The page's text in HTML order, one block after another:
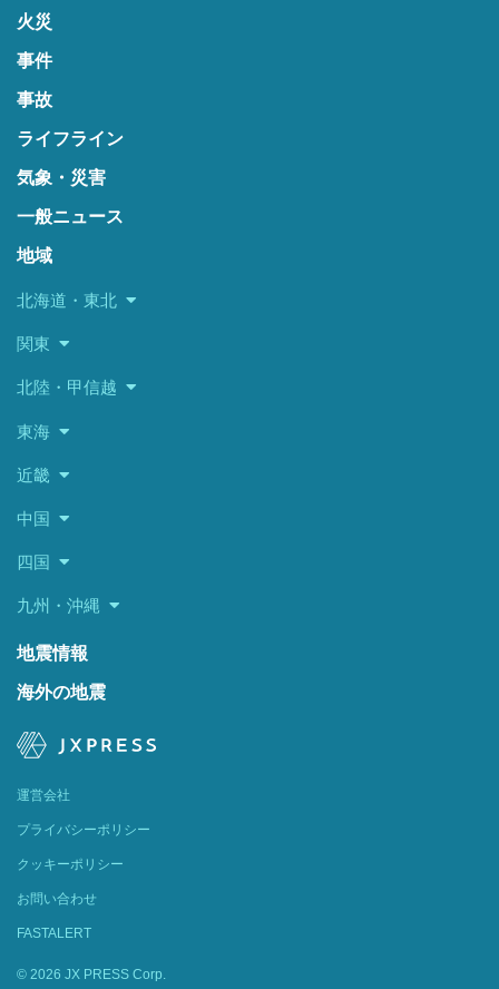
火災
事件
事故
ライフライン
気象・災害
一般ニュース
地域
北海道・東北
関東
北陸・甲信越
東海
近畿
中国
四国
九州・沖縄
地震情報
海外の地震
運営会社
プライバシーポリシー
クッキーポリシー
お問い合わせ
FASTALERT
© 2026 JX PRESS Corp.